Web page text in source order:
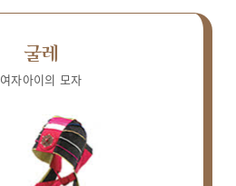
굴레
여자아이의 모자